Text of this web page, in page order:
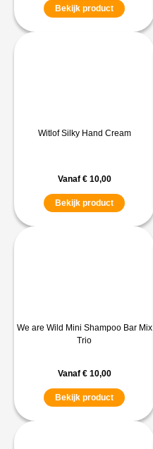
Bekijk product
Witlof Silky Hand Cream
Vanaf €10,00
Bekijk product
We are Wild Mini Shampoo Bar Mix
Trio
Vanaf €10,00
Bekijk product